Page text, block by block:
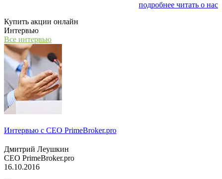
подробнее читать о нас
Купить акции онлайн
Интервью
Все интервью
Интервью с СЕО PrimeBroker.pro
Дмитрий Леушкин
СЕО PrimeBroker.pro
16.10.2016